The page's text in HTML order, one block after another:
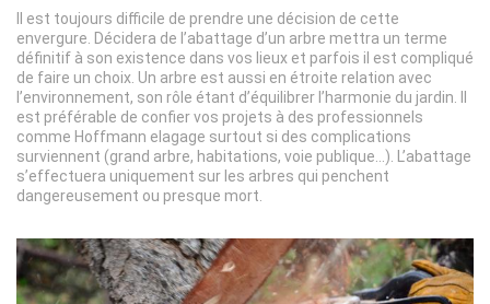
Il est toujours difficile de prendre une décision de cette
envergure. Décidera de l’abattage d’un arbre mettra un terme
définitif à son existence dans vos lieux et parfois il est compliqué
de faire un choix. Un arbre est aussi en étroite relation avec
l’environnement, son rôle étant d’équilibrer l’harmonie du jardin. Il
est préférable de confier vos projets à des professionnels
comme Hoffmann elagage surtout si des complications
surviennent (grand arbre, habitations, voie publique…). L’abattage
s’effectuera uniquement sur les arbres qui penchent
dangereusement ou presque mort.